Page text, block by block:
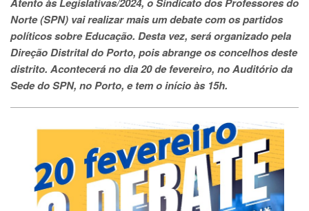
Atento às Legislativas/2024, o Sindicato dos Professores do
Norte (SPN) vai realizar mais um debate com os partidos
políticos sobre Educação. Desta vez, será organizado pela
Direção Distrital do Porto, pois abrange os concelhos deste
distrito. Acontecerá no dia 20 de fevereiro, no Auditório da
Sede do SPN, no Porto, e tem o início às 15h.